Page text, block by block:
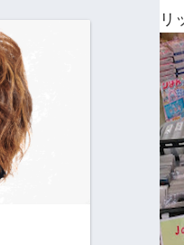
リ